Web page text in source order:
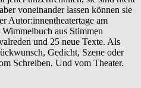
voneinander lassen können sie
Autor:innentheatertage am
aus Stimmen
und 25 neue Texte. Als
Gedicht, Szene oder
Schreiben. Und vom Theater.